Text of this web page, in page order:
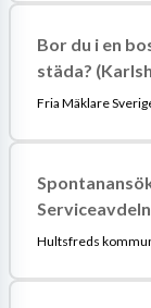
Bor du i en
städa?
Fria Mäklare
Hultsfreds